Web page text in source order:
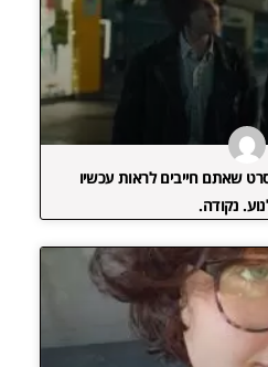
שאתם חייבים לראות עכשיו
נקודה.